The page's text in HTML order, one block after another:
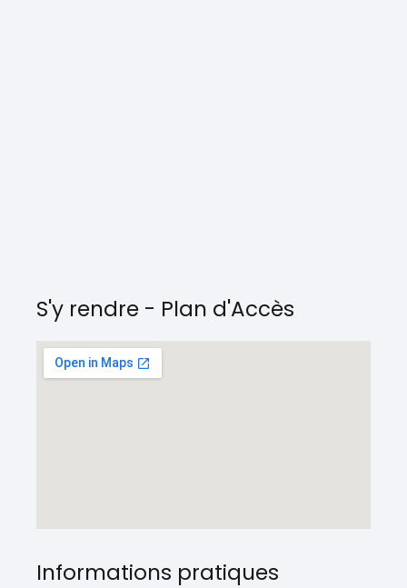
S'y rendre - Plan d'Accès
Informations pratiques